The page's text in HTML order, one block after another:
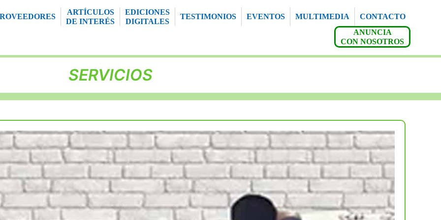
ARTÍCULOS
DE INTERÉS
EDICIONES
DIGITALES
TESTIMONIOS EVENTOS MULTIMEDIA
CONTACTO
ANUNCIA
CON NOSOTROS
SERVICIOS